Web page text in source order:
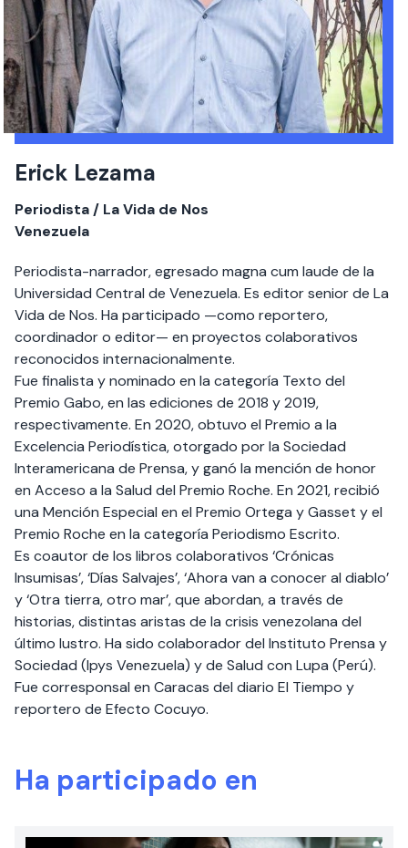
Erick Lezama
Periodista / La Vida de Nos
Venezuela
Periodista-narrador, egresado magna cum laude de la
Universidad Central de Venezuela. Es editor senior de La
Vida de Nos. Ha participado —como reportero,
coordinador o editor— en proyectos colaborativos
reconocidos internacionalmente.
Fue finalista y nominado en la categoría Texto del
Premio Gabo, en las ediciones de 2018 y 2019,
respectivamente. En 2020, obtuvo el Premio a la
Excelencia Periodística, otorgado por la Sociedad
Interamericana de Prensa, y ganó la mención de honor
en Acceso a la Salud del Premio Roche. En 2021, recibió
una Mención Especial en el Premio Ortega y Gasset y el
Premio Roche en la categoría Periodismo Escrito.
Es coautor de los libros colaborativos ‘Crónicas
Insumisas’, ‘Días Salvajes’, ‘Ahora van a conocer al diablo’
y ‘Otra tierra, otro mar’, que abordan, a través de
historias, distintas aristas de la crisis venezolana del
último lustro. Ha sido colaborador del Instituto Prensa y
Sociedad (Ipys Venezuela) y de Salud con Lupa (Perú).
Fue corresponsal en Caracas del diario El Tiempo y
reportero de Efecto Cocuyo.
Ha participado en